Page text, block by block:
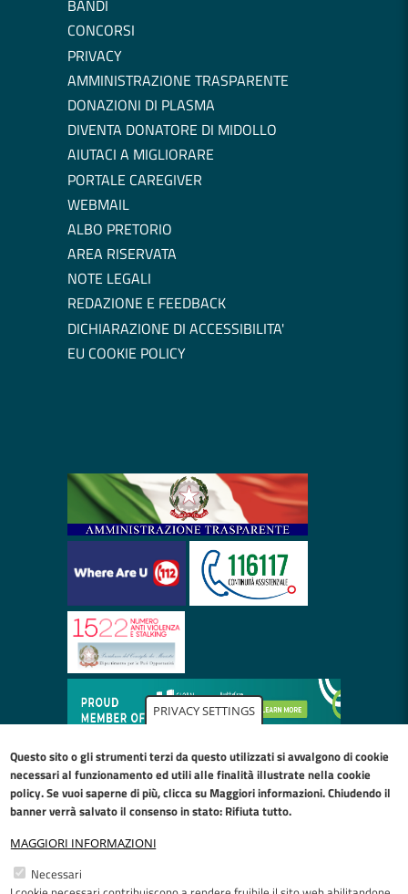
PRIVACY SETTINGS
Questo sito o gli strumenti terzi da questo utilizzati si avvalgono di cookie
necessari al funzionamento ed utili alle finalità illustrate nellacookie
policy. Se vuoi saperne di più, clicca su Maggiori informazioni. Chiudendo il
banner verrà salvato il consenso in stato: Rifiuta tutto.
MAGGIORI INFORMAZIONI
Necessari
BANDI
CONCORSI
PRIVACY
AMMINISTRAZIONE TRASPARENTE
DONAZIONI DI PLASMA
DIVENTA DONATORE DI MIDOLLO
AIUTACI A MIGLIORARE
PORTALE CAREGIVER
WEBMAIL
ALBO PRETORIO
AREA RISERVATA
NOTE LEGALI
REDAZIONE E FEEDBACK
DICHIARAZIONE DI ACCESSIBILITA'
EU COOKIE POLICY
Restiamo in contatto